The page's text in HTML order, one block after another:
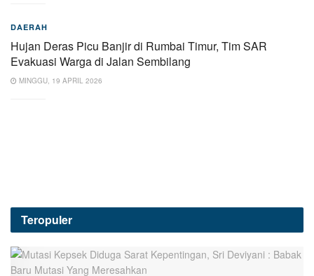
DAERAH
Hujan Deras Picu Banjir di Rumbai Timur, Tim SAR
Evakuasi Warga di Jalan Sembilang
MINGGU, 19 APRIL 2026
Teropuler